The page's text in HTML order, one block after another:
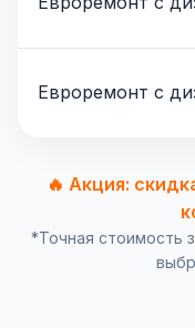
Евроремонт с
🔥 Акция:
*Точная стоимость